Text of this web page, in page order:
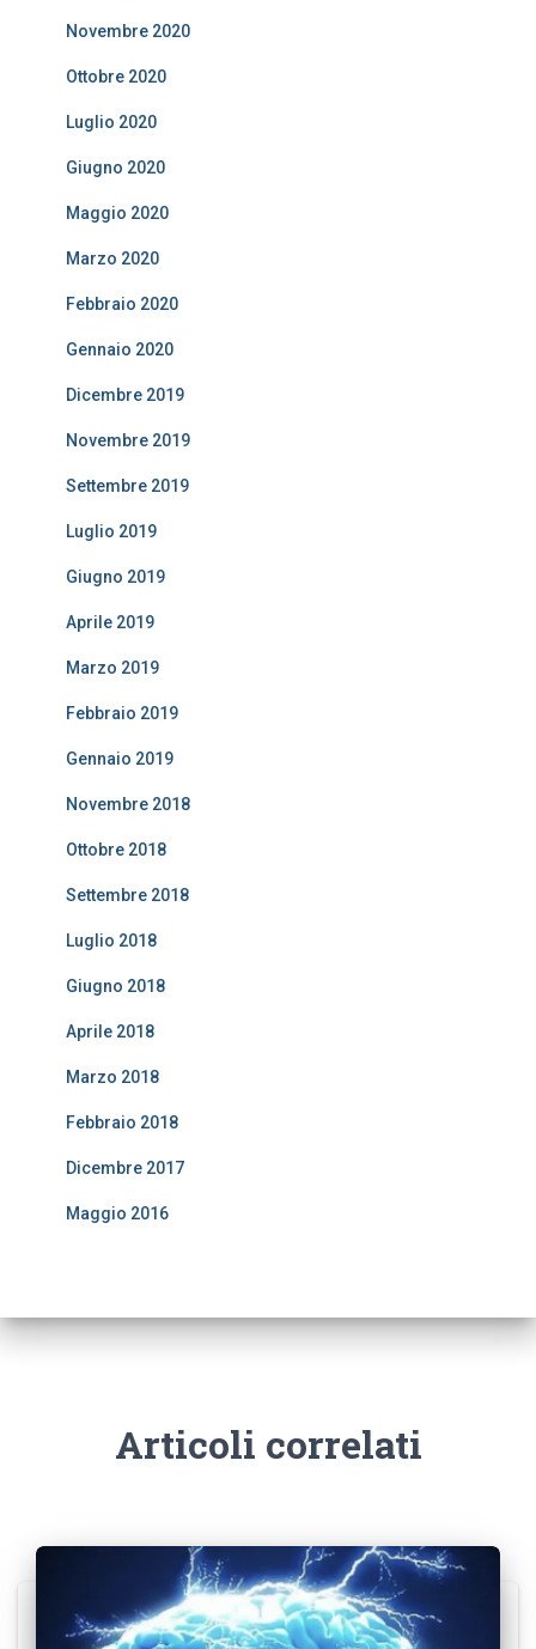
Novembre 2020
Ottobre 2020
Luglio 2020
Giugno 2020
Maggio 2020
Marzo 2020
Febbraio 2020
Gennaio 2020
Dicembre 2019
Novembre 2019
Settembre 2019
Luglio 2019
Giugno 2019
Aprile 2019
Marzo 2019
Febbraio 2019
Gennaio 2019
Novembre 2018
Ottobre 2018
Settembre 2018
Luglio 2018
Giugno 2018
Aprile 2018
Marzo 2018
Febbraio 2018
Dicembre 2017
Maggio 2016
Articoli correlati